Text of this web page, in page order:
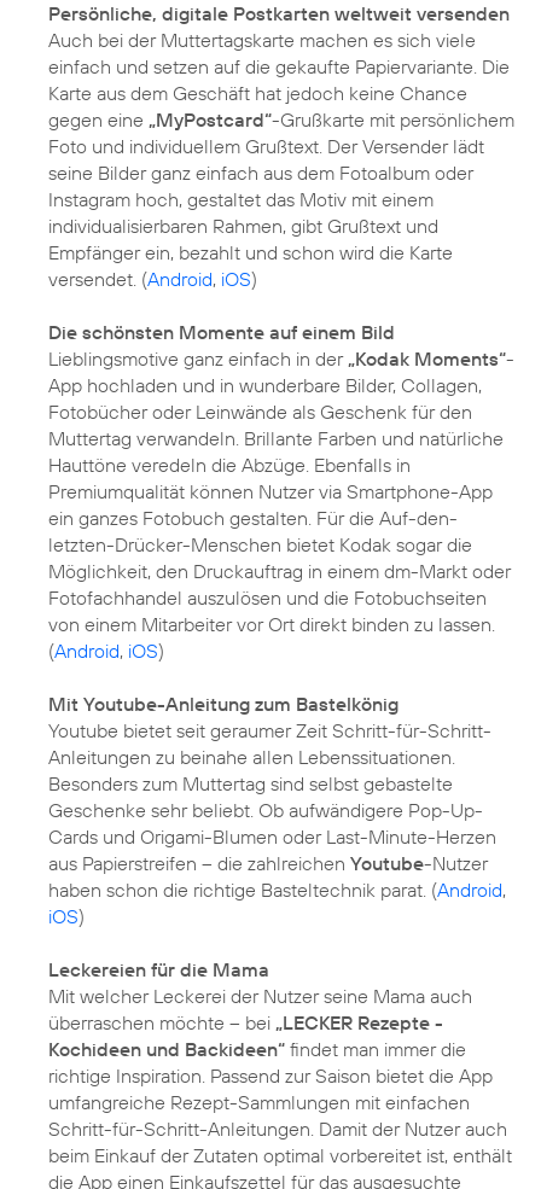
Persönliche, digitale Postkarten weltweit versenden
Auch bei der Muttertagskarte machen es sich viele
einfach und setzen auf die gekaufte Papiervariante. Die
Karte aus dem Geschäft hat jedoch keine Chance
gegen eine „MyPostcard“-Grußkarte mit persönlichem
Foto und individuellem Grußtext. Der Versender lädt
seine Bilder ganz einfach aus dem Fotoalbum oder
Instagram hoch, gestaltet das Motiv mit einem
individualisierbaren Rahmen, gibt Grußtext und
Empfänger ein, bezahlt und schon wird die Karte
versendet. (Android, iOS)
Die schönsten Momente auf einem Bild
Lieblingsmotive ganz einfach in der„Kodak Moments“-
App hochladen und in wunderbare Bilder, Collagen,
Fotobücher oder Leinwände als Geschenk für den
Muttertag verwandeln. Brillante Farben und natürliche
Hauttöne veredeln die Abzüge. Ebenfalls in
Premiumqualität können Nutzer via Smartphone-App
ein ganzes Fotobuch gestalten. Für die Auf-den-
letzten-Drücker-Menschen bietet Kodak sogar die
Möglichkeit, den Druckauftrag in einem dm-Markt oder
Fotofachhandel auszulösen und die Fotobuchseiten
von einem Mitarbeiter vor Ort direkt binden zu lassen.
(Android, iOS)
Mit Youtube-Anleitung zum Bastelkönig
Youtube bietet seit geraumer Zeit Schritt-für-Schritt-
Anleitungen zu beinahe allen Lebenssituationen.
Besonders zum Muttertag sind selbst gebastelte
Geschenke sehr beliebt. Ob aufwändigere Pop-Up-
Cards und Origami-Blumen oder Last-Minute-Herzen
aus Papierstreifen – die zahlreichen Youtube-Nutzer
haben schon die richtige Basteltechnik parat. (Android,
iOS)
Leckereien für die Mama
Mit welcher Leckerei der Nutzer seine Mama auch
überraschen möchte – bei „LECKER Rezepte -
Kochideen und Backideen“ findet man immer die
richtige Inspiration. Passend zur Saison bietet die App
umfangreiche Rezept-Sammlungen mit einfachen
Schritt-für-Schritt-Anleitungen. Damit der Nutzer auch
beim Einkauf der Zutaten optimal vorbereitet ist, enthält
die App einen Einkaufszettel für das ausgesuchte